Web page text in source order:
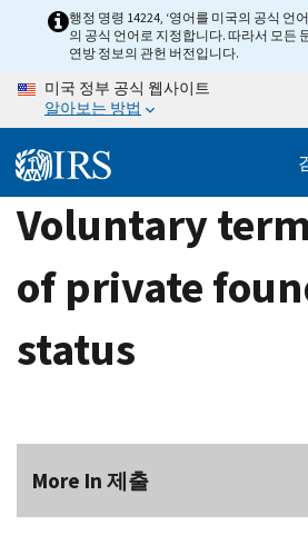
content
행정 명령 14224, ‘영어를 미국의 공식 언
의 공식 언어로 지정합니다. 따라서 모든
연방 정보의 관헌 버전입니다.
미국 정부 공식 웹사이트
알아보는 방법
Voluntary
of private
status
More In 제출